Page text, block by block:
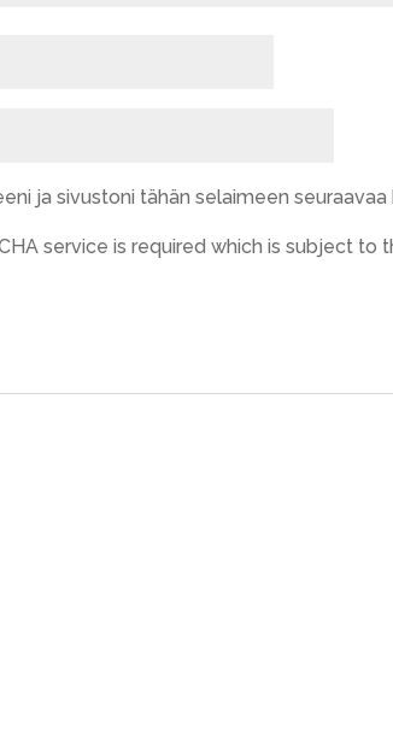
ja sivustoni tähän selaimeen
service is required which is subject to